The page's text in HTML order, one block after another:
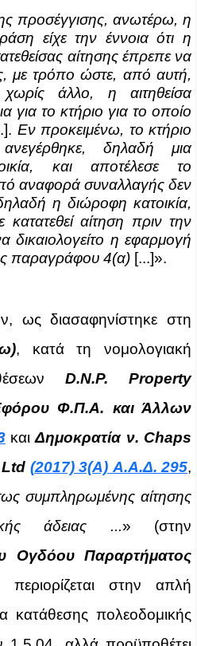
προσέγγισης, ανωτέρω, η
είχε την έννοια ότι η
αίτησης έπρεπε να
με τρόπο ώστε, από αυτή,
άλλο, η αιτηθείσα
για το κτήριο για το οποίο
Εν προκειμένω, το κτήριο
δηλαδή μια
και αποτέλεσε το
αναφορά συναλλαγής δεν
η διώροφη κατοικία,
κατατεθεί αίτηση πριν την
η εφαρμογή
παραγράφου 4(α) [...]».
στη
, κατά τη νομολογιακή
D.N.P. Property
Φ.Π.Α. και Άλλων
καιΔημοκρατία ν. Chaps
(2017) 3(Α) Α.Α.Δ. 295,
συμπληρωμένης αίτησης
άδειας
...» (στην
Ογδόου Παραρτήματος
περιορίζεται στην απλή
κατάθεσης πολεοδομικής